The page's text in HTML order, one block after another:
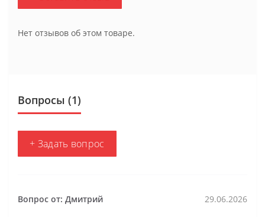
Нет отзывов об этом товаре.
Вопросы (1)
+ Задать вопрос
Вопрос от: Дмитрий 29.06.2026